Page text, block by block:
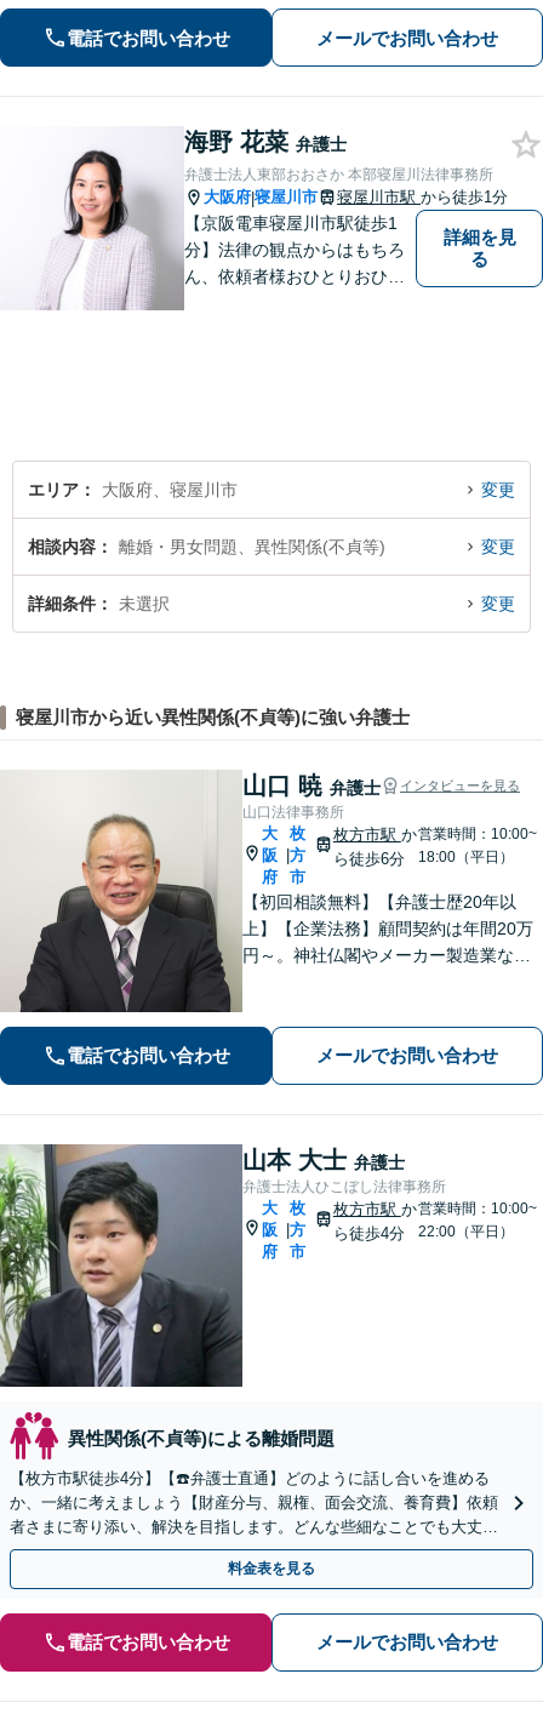
料（一部除く）】【夜間・休日の相談
可能】
電話でお問い合わせ メールでお問い合わせ
海野 花菜 弁護士
弁護士法人東部おおさか 本部寝屋川法律事務所
大阪府|寝屋川市 寝屋川市駅 から徒歩1分
【京阪電車寝屋川市駅徒歩1
分】法律の観点からはもちろ
ん、依頼者様おひとりおひと
詳細を見
る
エリア 大阪府、寝屋川市 変更
相談内容 離婚・男女問題、異性関係(不貞等) 変更
詳細条件 未選択 変更
寝屋川市から近い異性関係(不貞等)に強い弁護士
山口 暁 弁護士 インタビューを見る
山口法律事務所
大
阪
府
枚
方
市
枚方市駅 か
ら徒歩6分
営業時間：10:00~
18:00（平日）
【初回相談無料】【弁護士歴20年以
上】【企業法務】顧問契約は年間20万
円～。神社仏閣やメーカー製造業な
屋調査士などと連携。農地や山林もお
任せ【枚方市駅6分】
電話でお問い合わせ メールでお問い合わせ
山本 大士 弁護士
弁護士法人ひこぼし法律事務所
大
阪
府
枚
方
市
枚方市駅 か
ら徒歩4分
営業時間：10:00~
22:00（平日）
異性関係(不貞等)による離婚問題
【枚方市駅徒歩4分】【☎️弁護士直通】どのように話し合いを進める
か、一緒に考えましょう【財産分与、親権、面会交流、養育費】依頼
者さまに寄り添い、解決を目指します。どんな些細なことでも大丈
夫！まずはお気軽にご相談ください【子連れ相談OK】
料金表を見る
電話でお問い合わせ メールでお問い合わせ